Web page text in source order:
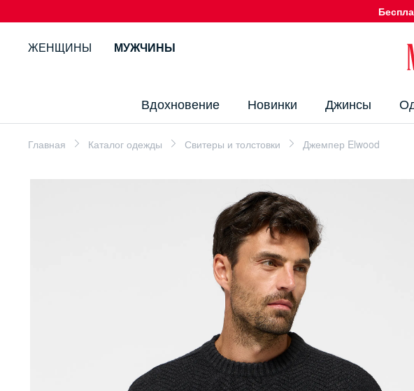
ЖЕНЩИНЫ МУЖЧИНЫ
Вдохновение Новинки Джинсы
Главная Каталог одежды Свитеры и толстовки Джемпер Elwood